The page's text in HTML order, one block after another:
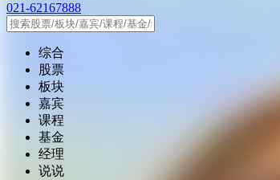
021-62167888
综合
股票
板块
嘉宾
课程
基金
经理
说说